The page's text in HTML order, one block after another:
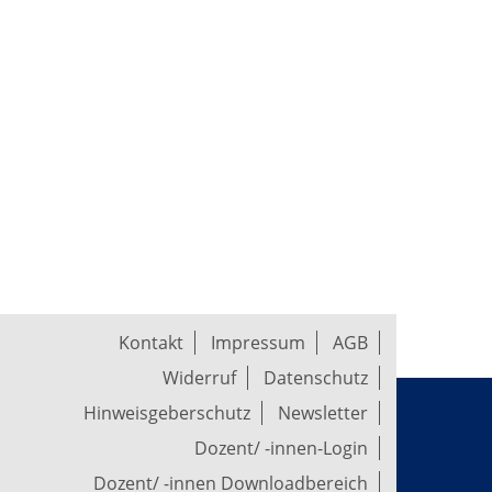
Kontakt Impressum
AGB
Widerruf
Datenschutz
Hinweisgeberschutz
Newsletter
Dozent/ -innen-Login
Dozent/ -innen Downloadbereich